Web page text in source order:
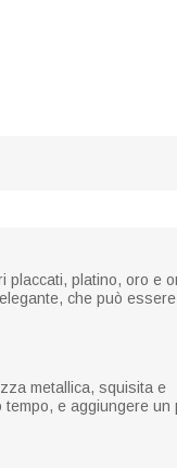
placcati, platino, oro e
che può essere
metallica, squisita e
e aggiungere un